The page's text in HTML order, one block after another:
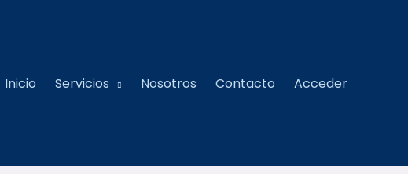
Inicio Servicios Nosotros Contacto Acceder